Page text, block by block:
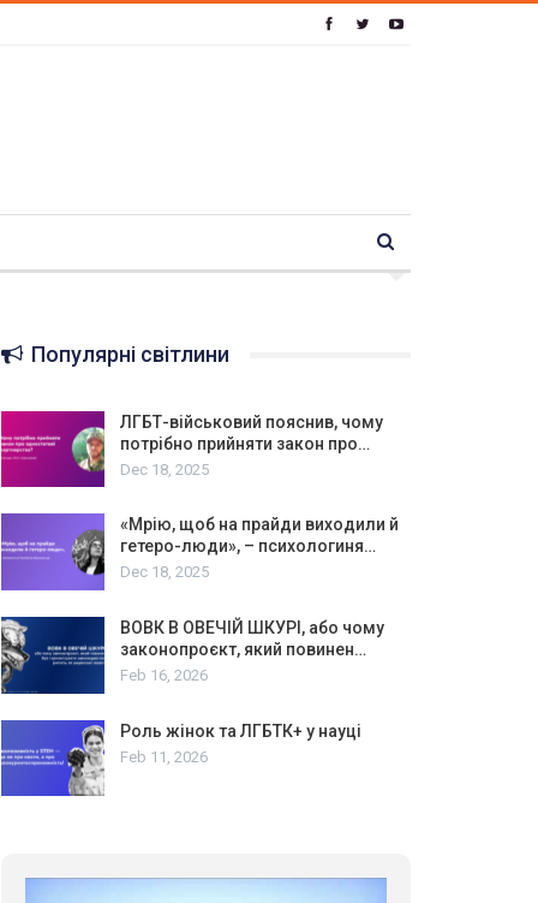
Популярні світлини
ЛГБТ-військовий пояснив, чому
потрібно прийняти закон про…
Dec 18, 2025
«Мрію, щоб на прайди виходили й
гетеро-люди», – психологиня…
Dec 18, 2025
ВОВК В ОВЕЧІЙ ШКУРІ, або чому
законопроєкт, який повинен…
Feb 16, 2026
Роль жінок та ЛГБТК+ у науці
Feb 11, 2026